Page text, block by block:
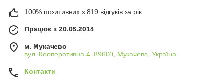
100% позитивних з 819 відгуків за рік
Працює з 20.08.2018
м. Мукачево
вул. Кооперативна 4, 89600, Мукачево, Україна
Контакти